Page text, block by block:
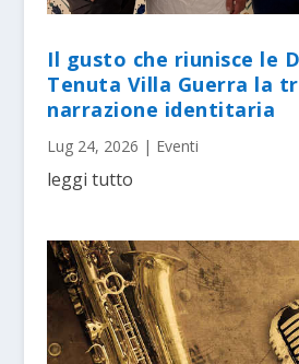
Il gusto che riunisce le
Tenuta Villa Guerra la
narrazione identitaria
Lug 24, 2026 | Eventi
leggi tutto